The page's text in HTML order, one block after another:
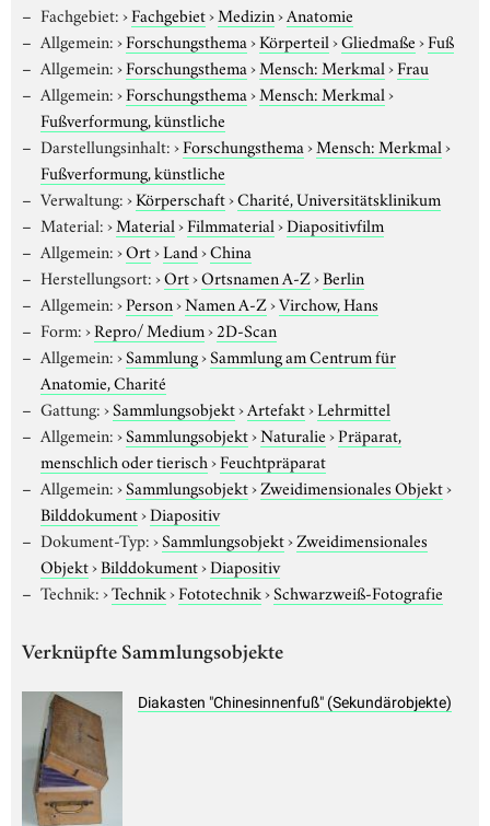
Fachgebiet:›Fachgebiet›Medizin›Anatomie
Allgemein:›Forschungsthema›Körperteil›Gliedmaße›Fuß
Allgemein:›Forschungsthema›Mensch: Merkmal›Frau
Allgemein:›Forschungsthema›Mensch: Merkmal›
Fußverformung, künstliche
Darstellungsinhalt:›Forschungsthema›Mensch: Merkmal›
Fußverformung, künstliche
Verwaltung:›Körperschaft›Charité, Universitätsklinikum
Material:›Material›Filmmaterial›Diapositivfilm
Allgemein:›Ort›Land›China
Herstellungsort:›Ort›Ortsnamen A-Z›Berlin
Allgemein:›Person›Namen A-Z›Virchow, Hans
Form:›Repro/ Medium›2D-Scan
Allgemein:›Sammlung›Sammlung am Centrum für
Anatomie, Charité
Gattung:›Sammlungsobjekt›Artefakt›Lehrmittel
Allgemein:›Sammlungsobjekt›Naturalie›Präparat,
menschlich oder tierisch›Feuchtpräparat
Allgemein:›Sammlungsobjekt›Zweidimensionales Objekt›
Bilddokument›Diapositiv
Dokument-Typ:›Sammlungsobjekt›Zweidimensionales
Objekt›Bilddokument›Diapositiv
Technik:›Technik›Fototechnik›Schwarzweiß-Fotografie
Verknüpfte Sammlungsobjekte
Diakasten "Chinesinnenfuß" (Sekundärobjekte)